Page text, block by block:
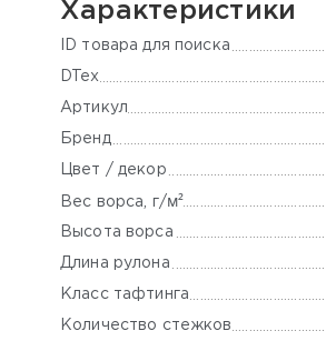
Характеристики
ID товара для поиска
DTex
Артикул
Бренд
Цвет / декор
Вес ворса, г/м²
Высота ворса
Длина рулона
Класс тафтинга
Количество стежков